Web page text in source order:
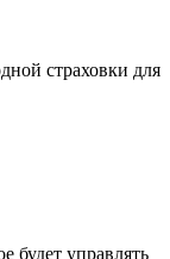
страховки для
будет управлять